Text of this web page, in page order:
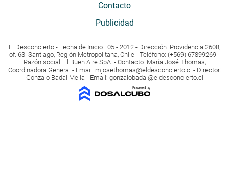
Contacto
Publicidad
El Desconcierto - Fecha de Inicio: 05 - 2012 - Dirección: Providencia 2608,
of. 63. Santiago, Región Metropolitana, Chile - Teléfono: (+569) 67899269 -
Razón social: El Buen Aire SpA. - Contacto: María José Thomas,
Coordinadora General - Email: mjosethomas@eldesconcierto.cl - Director:
Gonzalo Badal Mella - Email: gonzalobadal@eldesconcierto.cl